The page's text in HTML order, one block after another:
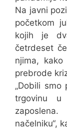
Na javni
početkom
kojih je
četrdeset
njima,
prebrode
„Dobili
trgovinu u
načelniku“,